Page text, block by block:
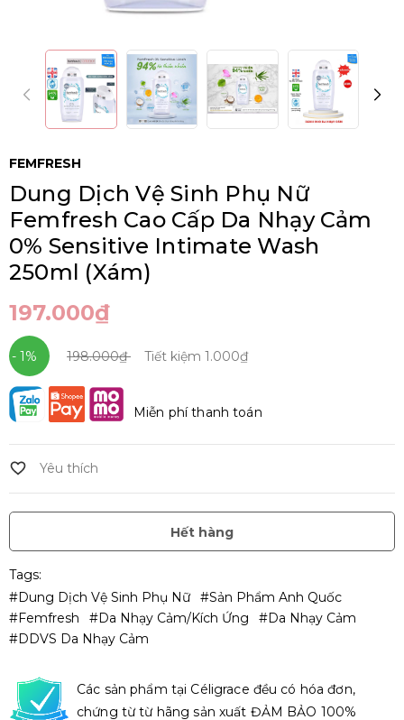
FEMFRESH
Dung Dịch Vệ Sinh Phụ Nữ
Femfresh Cao Cấp Da Nhạy Cảm
0% Sensitive Intimate Wash
250ml (Xám)
197.000₫
- 1% 198.000₫ Tiết kiệm 1.000₫
Miễn phí thanh toán
Hết hàng
Tags:
#Dung Dịch Vệ Sinh Phụ Nữ #Sản Phẩm Anh Quốc
#Femfresh
#Da Nhạy Cảm/Kích Ứng
#Da Nhạy Cảm
#DDVS Da Nhạy Cảm
Các sản phẩm tại Céligrace đều có hóa đơn,
chứng từ từ hãng sản xuất ĐẢM BẢO 100%